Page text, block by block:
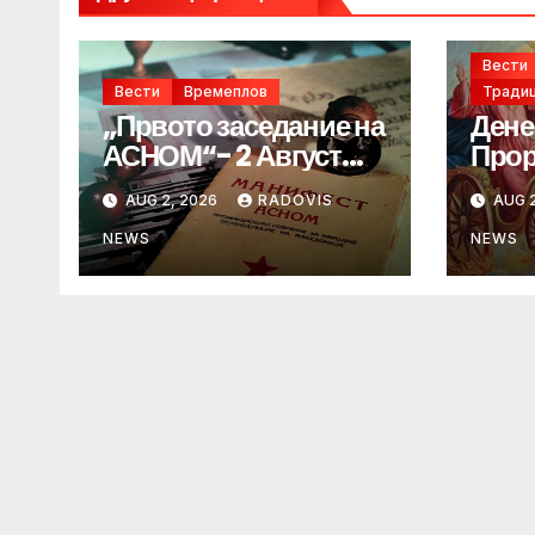
Вести Времеплов
„Првото заседание на
АСНОМ“- 2 Август
1944 год.
AUG 2, 2026 RADOVIS
NEWS
Вести
AUG
NEWS